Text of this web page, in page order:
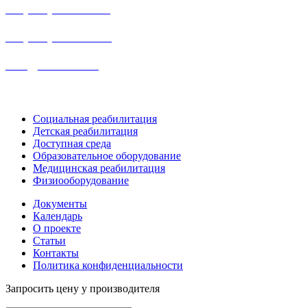
Социальная реабилитация
Детская реабилитация
Доступная среда
Образовательное оборудование
Медицинская реабилитация
Физиооборудование
Документы
Календарь
О проекте
Статьи
Контакты
Политика конфиденциальности
Запросить цену у производителя